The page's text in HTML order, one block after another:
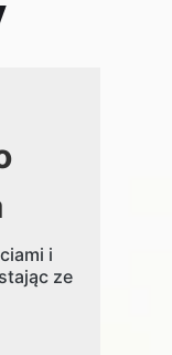
i
ze